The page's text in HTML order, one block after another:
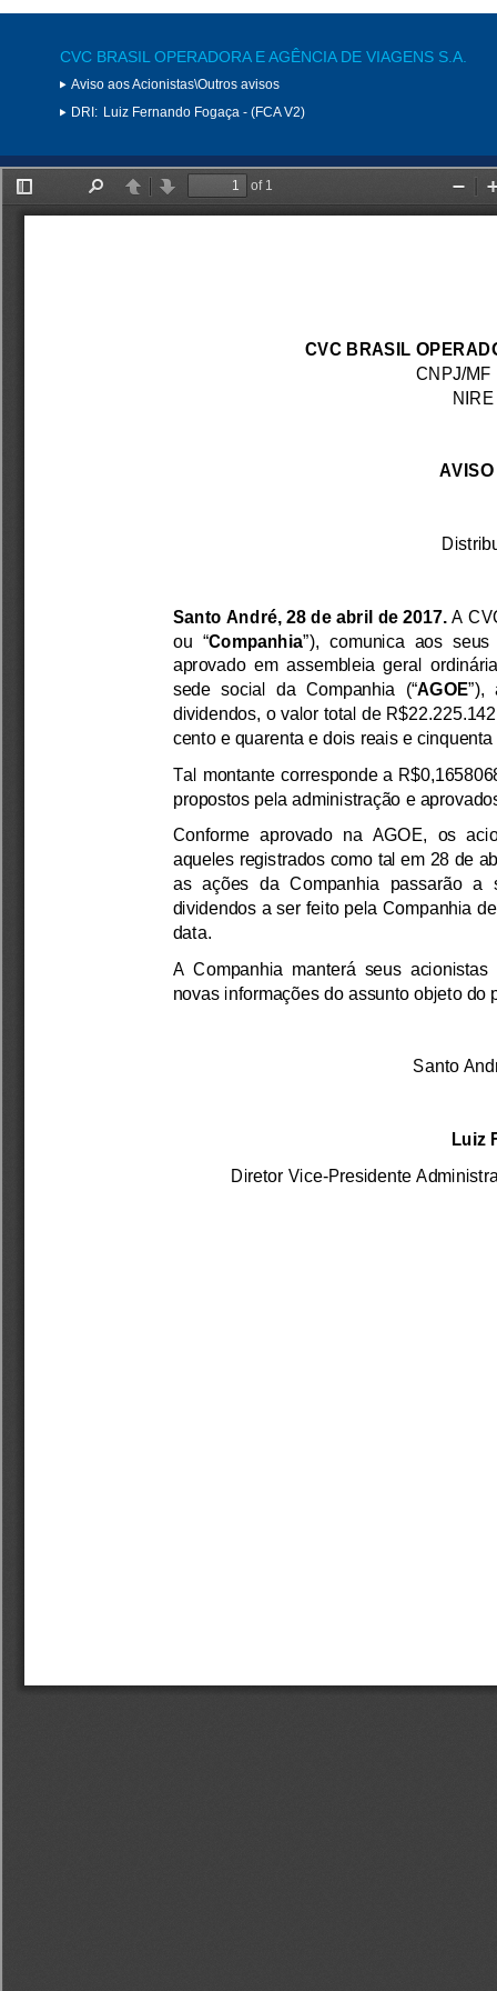
CVC BRASIL OPERADORA E AGÊNCIA DE VIAGENS S.A.
Aviso aos Acionistas\Outros avisos
DRI: Luiz Fernando Fogaça - (FCA V2)